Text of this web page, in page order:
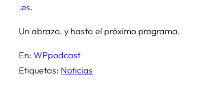
.es.
Un abrazo, y hasta el próximo programa.
En: WPpodcast
Etiquetas: Noticias